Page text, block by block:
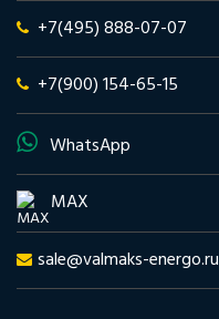
+7(495) 888-07-07
+7(900) 154-65-15
WhatsApp
MAX
sale@valmaks-energo.ru